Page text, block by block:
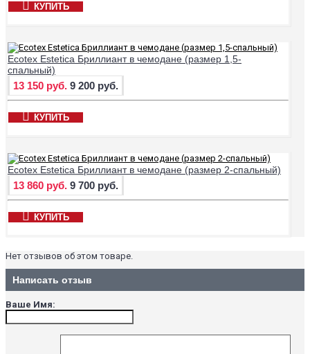
КУПИТЬ
Ecotex Estetica Бриллиант в чемодане (размер 1,5-
спальный)
13 150 руб. 9 200 руб.
КУПИТЬ
Ecotex Estetica Бриллиант в чемодане (размер 2-спальный)
13 860 руб. 9 700 руб.
КУПИТЬ
Нет отзывов об этом товаре.
Написать отзыв
Ваше Имя: